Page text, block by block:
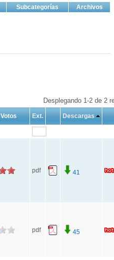
Subcategorías Archivos
Desplegando 1-2 de 2
Votos Ext. Descargas
pdf 41
pdf 45